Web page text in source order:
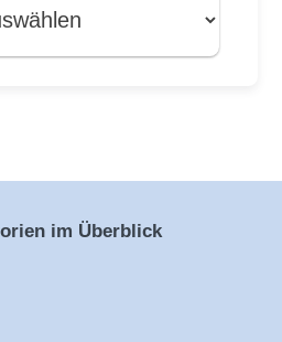
im Überblick